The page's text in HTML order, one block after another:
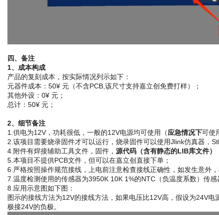
四、备注
1、成本构成
产品的复刻成本，按实际情况列示如下：
元器件成本：50¥ 元（不含PCB,该尺寸支持嘉立创免费打样）；
其他外设：0¥ 元；
总计：50¥ 元；
2、细节备注
1.供电为12V，功耗很低，一般的12V电源均可使用（应急情况下可使
2.该项目需要烧录固件才可以运行，烧录固件可以使用Jlink仿真器
4.附件有焊接辅助工具文件，固件， 源代码（含有静态的LIB库文件）
5.本项目不提供PCB文件，但可以在嘉立创直接下单；
6.严格按照操作规范接线，上电前注意检查接线正确性，如发生意外
7.温度检测使用的传感器为3950K 10K 1%的NTC（负温度系数）传
8.应用示意图如下图：
图示的接线方法为12V的接线方法，如果电压比12V高，假设为24V
极接24V的负极。